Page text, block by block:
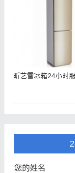
昕艺雪冰箱24小时
您的姓名